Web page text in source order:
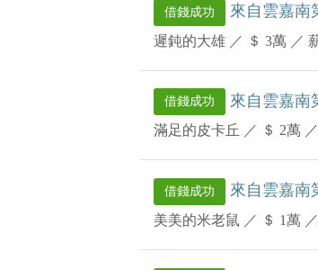
借錢成功 來自雲嘉南
遲鈍的大雄 ／ ＄ 3萬 ／
借錢成功 來自雲嘉南
滿足的皮卡丘 ／ ＄ 2萬 ／
借錢成功 來自雲嘉南
美美的米老鼠 ／ ＄ 1萬 ／